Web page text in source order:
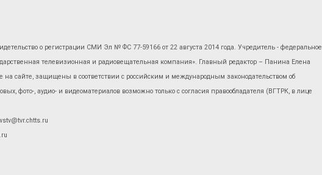
о регистрации СМИ Эл № ФС 77-59166 от 22 августа 2014 года. Учредитель - федеральное
телевизионная и радиовещательная компания». Главный редактор – Панина Елена
сайте, защищены в соответствии с российским и международным законодательством об
фото-, аудио- и видеоматериалов возможно только с согласия правообладателя (ВГТРК, в лице